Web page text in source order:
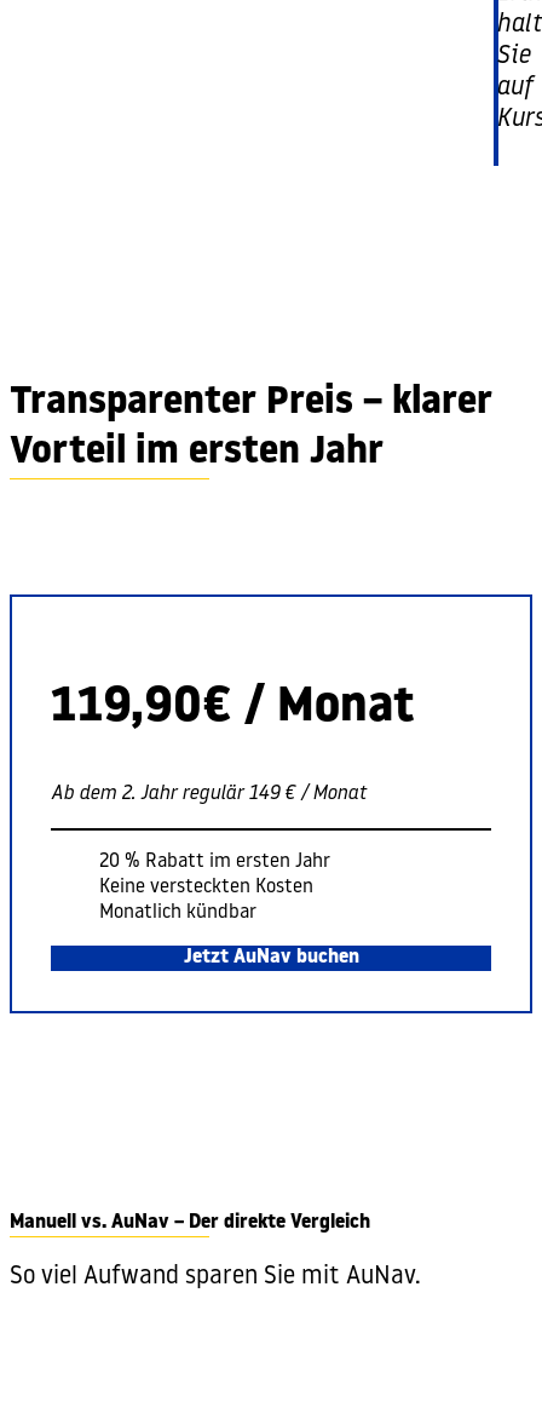
Sie
auf
Transparenter Preis – klarer
Vorteil im ersten Jahr
119,90€ / Monat
Ab dem 2. Jahr regulär 149 € / Monat
20 % Rabatt im ersten Jahr
Keine versteckten Kosten
Monatlich kündbar
Jetzt AuNav buchen
Manuell vs. AuNav – Der direkte Vergleich
So viel Aufwand sparen Sie mit AuNav.